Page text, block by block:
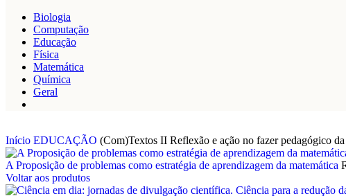
Biologia
Computação
Educação
Física
Matemática
Química
Geral
Início EDUCAÇÃO (Com)Textos II Reflexão e ação no fazer pedagógico
A Proposição de problemas como estratégia de aprendizagem da matemática
Voltar aos produtos